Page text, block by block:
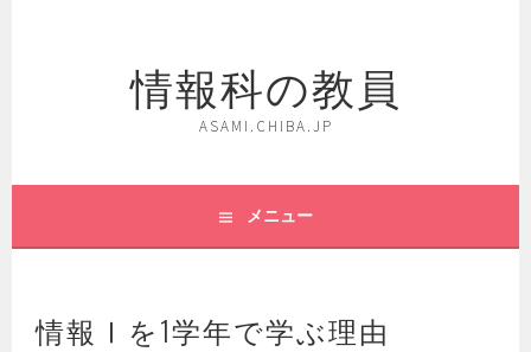
ス
ッ
情報科の教員
ASAMI.CHIBA.JP
メニュー
情報Ⅰを1学年で学ぶ理由